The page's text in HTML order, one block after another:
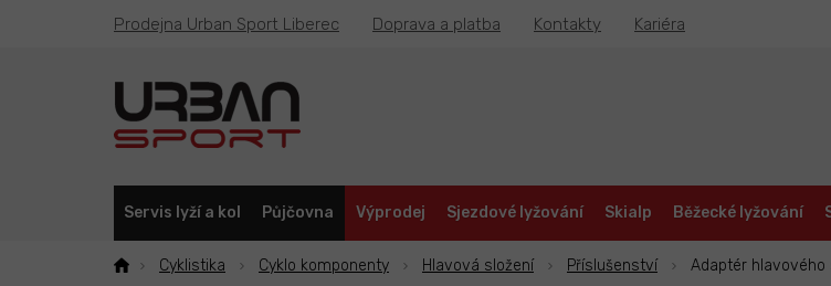
Prodejna Urban Sport Liberec Doprava a platba Kontakty Kariéra
Servis lyží a kol Půjčovna Výprodej Sjezdové lyžování Skialp Běžecké lyžování
Cyklistika Cyklo komponenty Hlavová složení Příslušenství Adaptér hlavového